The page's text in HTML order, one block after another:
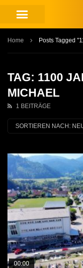
Home Posts Tagged
TAG: 1100
MICHAEL
1 BEITRÄGE
SORTIEREN NACH:
00:00